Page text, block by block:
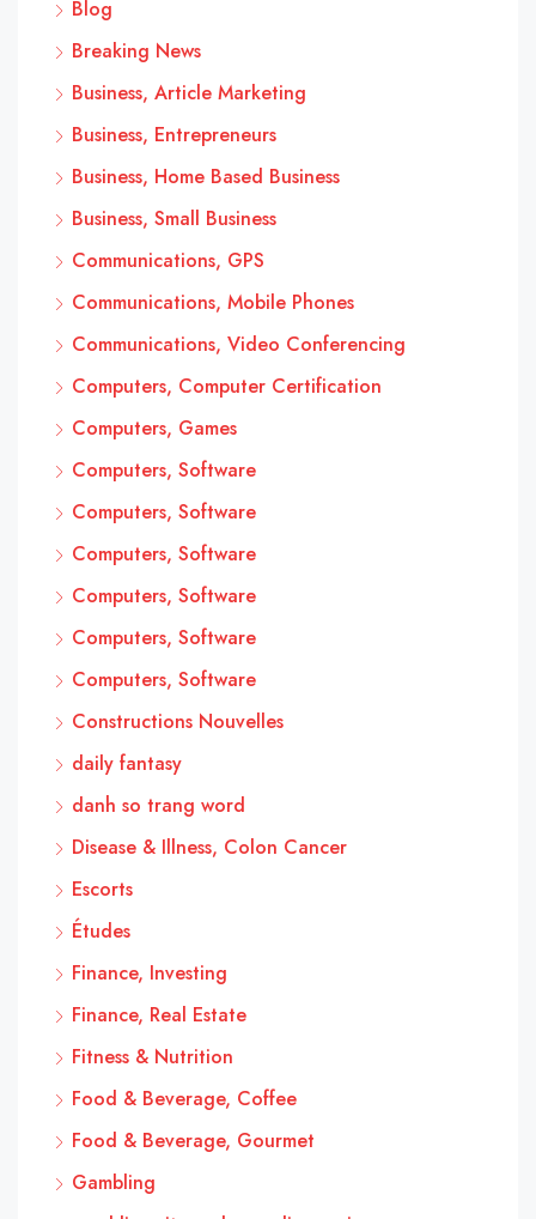
Blog
Breaking News
Business, Article Marketing
Business, Entrepreneurs
Business, Home Based Business
Business, Small Business
Communications, GPS
Communications, Mobile Phones
Communications, Video Conferencing
Computers, Computer Certification
Computers, Games
Computers, Software
Computers, Software
Computers, Software
Computers, Software
Computers, Software
Computers, Software
Constructions Nouvelles
daily fantasy
danh so trang word
Disease & Illness, Colon Cancer
Escorts
Études
Finance, Investing
Finance, Real Estate
Fitness & Nutrition
Food & Beverage, Coffee
Food & Beverage, Gourmet
Gambling